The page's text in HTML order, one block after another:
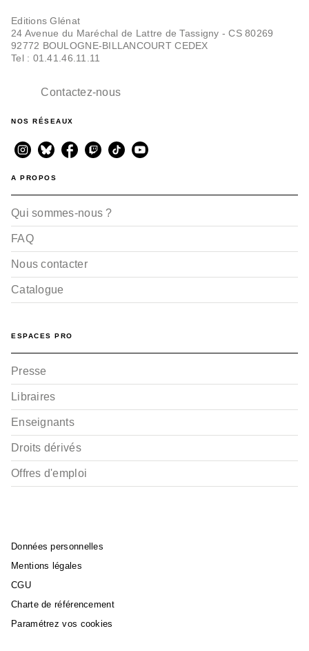
Editions Glénat
24 Avenue du Maréchal de Lattre de Tassigny - CS 80269
92772 BOULOGNE-BILLANCOURT CEDEX
Tel : 01.41.46.11.11
Contactez-nous
NOS RÉSEAUX
A PROPOS
Qui sommes-nous ?
FAQ
Nous contacter
Catalogue
ESPACES PRO
Presse
Libraires
Enseignants
Droits dérivés
Offres d'emploi
Données personnelles
Mentions légales
CGU
Charte de référencement
Paramétrez vos cookies